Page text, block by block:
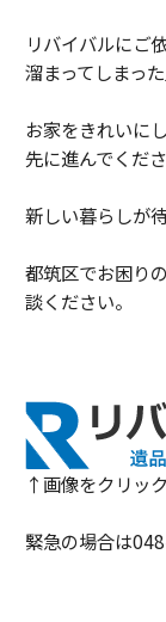
リバイバルにご
溜まってしまっ
お家をきれいに
先に進んでくださ
新しい暮らしが
都筑区でお困り
談ください。
↑画像をクリッ
緊急の場合は